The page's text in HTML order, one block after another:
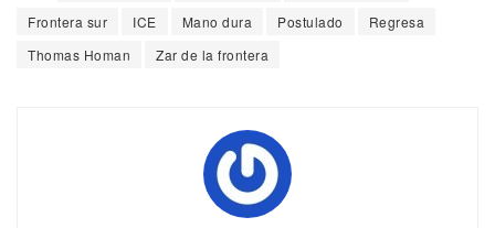
Frontera sur
ICE Mano dura Postulado
Regresa
Thomas Homan
Zar de la frontera